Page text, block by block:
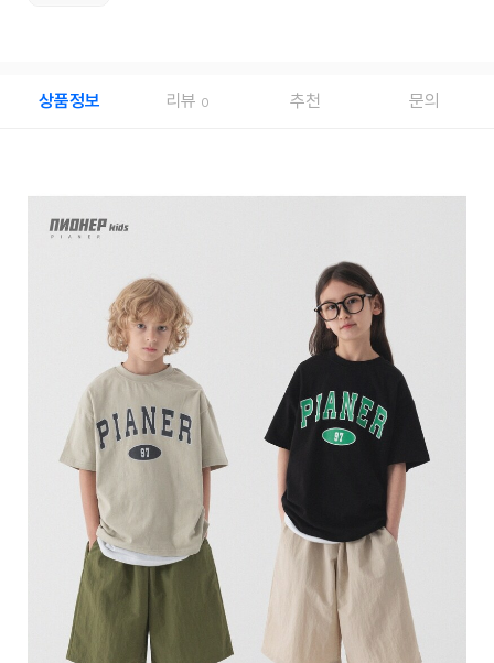
상품정보 리뷰 0 추천 문의